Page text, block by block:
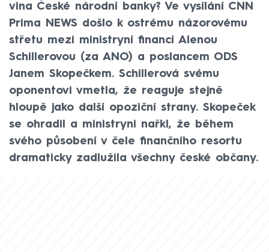
vina České národní banky? Ve vysílání CNN
Prima NEWS došlo k ostrému názorovému
střetu mezi ministryní financí Alenou
Schillerovou (za ANO) a poslancem ODS
Janem Skopečkem. Schillerová svému
oponentovi vmetla, že reaguje stejně
hloupě jako další opoziční strany. Skopeček
se ohradil a ministryni nařkl, že během
svého působení v čele finančního resortu
dramaticky zadlužila všechny české občany.